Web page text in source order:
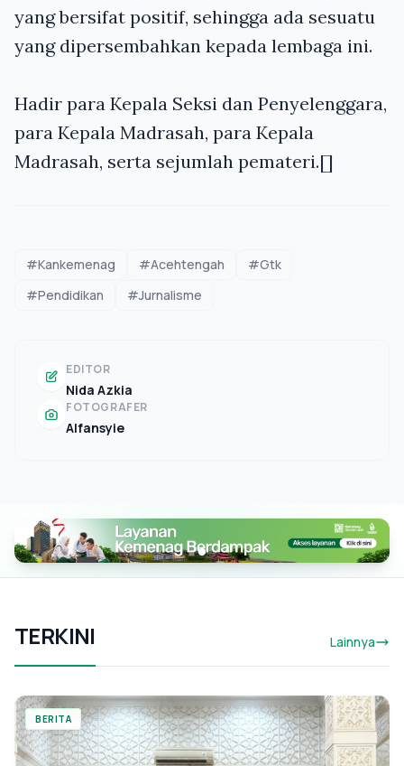
yang bersifat positif, sehingga ada sesuatu
yang dipersembahkan kepada lembaga ini.
Hadir para Kepala Seksi dan Penyelenggara,
para Kepala Madrasah, para Kepala
Madrasah, serta sejumlah pemateri.[]
#Kankemenag #Acehtengah
#Gtk
#Pendidikan
#Jurnalisme
EDITOR
Nida Azkia
FOTOGRAFER
Alfansyie
TERKINI Lainnya
BERITA